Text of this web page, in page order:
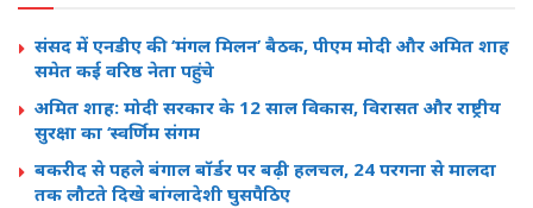
संसद में एनडीए की ‘मंगल मिलन’ बैठक, पीएम मोदी और अमित शाह
समेत कई वरिष्ठ नेता पहुंचे
अमित शाह: मोदी सरकार के 12 साल विकास, विरासत और राष्ट्रीय
सुरक्षा का ‘स्वर्णिम संगम
बकरीद से पहले बंगाल बॉर्डर पर बढ़ी हलचल, 24 परगना से मालदा
तक लौटते दिखे बांग्लादेशी घुसपैठिए